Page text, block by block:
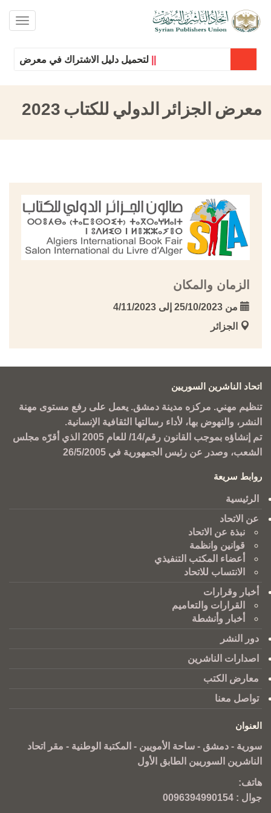
لتحميل دليل الاشتراك في معرض
معرض الجزائر الدولي للكتاب 2023
الزمان والمكان
من 25/10/2023 إلى 4/11/2023
الجزائر
اتحاد الناشرين السوريين
تنظيم مهني. مركزه مدينة دمشق. يعمل على رفع مستوى مهنة
النشر، والنهوض بها، لأداء رسالتها الثقافية الإنسانية.
تم إنشاؤه بموجب القانون رقم/14/ للعام 2005 الذي أقرّه مجلس
الشعب، وصدر عن رئيس الجمهورية في 26/5/2005
روابط سريعة
الرئيسية
عن الاتحاد
نبذة عن الاتحاد
قوانين وانظمة
أعضاء المكتب التنفيذي
الانتساب للاتحاد
أخبار وقرارات
القرارات والتعاميم
أخبار وأنشطة
دور النشر
اصدارات الناشرين
معارض الكتب
تواصل معنا
العنوان
سورية - دمشق - ساحة الأمويين - المكتبة الوطنية - مقر اتحاد
الناشرين السوريين الطابق الأول
هاتف:
جوال : 0096394990154